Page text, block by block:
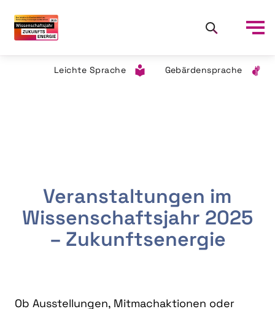
Leichte Sprache Gebärdensprache
Veranstaltungen im
Wissenschaftsjahr 2025
– Zukunftsenergie
Ob Ausstellungen, Mitmachaktionen oder